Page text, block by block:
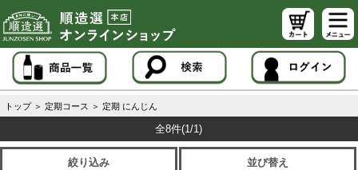
トップ ＞ 定期コース ＞ 定期 にんじん
全8件(1/1)
絞り込み 並び替え